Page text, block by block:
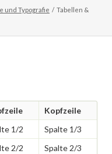
und Typografie
Tabellen &
Kopfzeile
1/2
Spalte 1/3
2/2
Spalte 2/3